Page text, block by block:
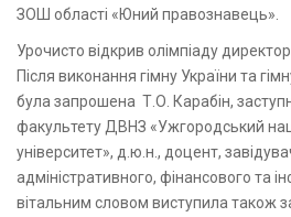
ЗОШ області «Юний правознавець».
Урочисто відкрив олімпіаду
Після виконання гімну України та
була запрошена Т.О. Карабін,
факультету ДВНЗ «Ужгородський
університет», д.ю.н., доцент,
адміністративного, фінансового та
вітальним словом виступила також